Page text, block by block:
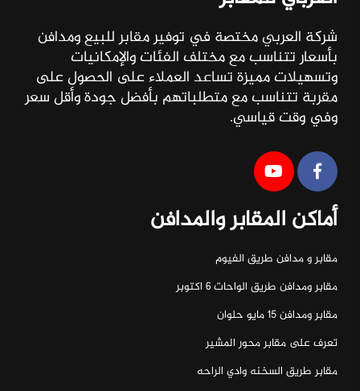
شركة العربي مختصة في توفير مقابر للبيع ومدافن
بأسعار تتناسب مع مختلف الفئات والإمكانيات
وتسهيلات مميزة تساعد العملاء على الحصول على
مقربة تتناسب مع متطلباتهم بأفضل جودة وأقل سعر
وفي وقت قياسي.
أماكن المقابر والمدافن
مقابر و مدافن طريق الفيوم
مقابر ومدافن طريق الواحات ٦ اكتوبر
مقابر ومدافن ١٥ مايو حلوان
تعرف على مقابر محور المشير
مقابر طريق السخنه وادي الراحه